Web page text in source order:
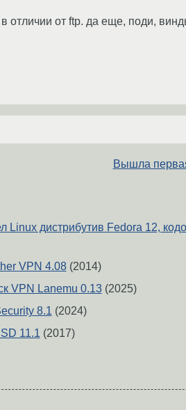
от ftp. да еще, поди,
Вышла
Linux дистрибутив Fedora 12,
VPN 4.08(2014)
VPN Lanemu 0.13(2025)
8.1 (2024)
11.1 (2017)